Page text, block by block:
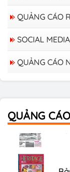
QUẢNG CÁO
SOCIAL MEDIA
QUẢNG CÁO
QUẢNG